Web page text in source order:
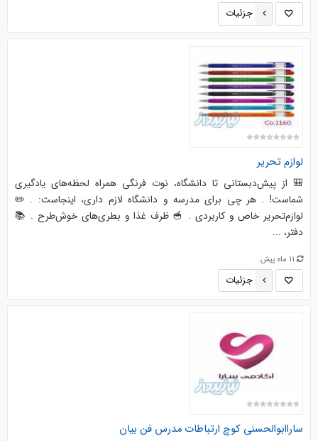
جزئیات
لوازم تحریر
🎒 از پیش‌دبستانی تا دانشگاه، نوت فرنگی همراه لحظه‌های یادگیری
شماست! . هر چی برای مدرسه و دانشگاه لازم داری، اینجاست: . ✏️
لوازم‌تحریر خاص و کاربردی . 🥣 ظرف غذا و بطری‌های خوش‌طرح . 📚
دفتر، ...
11 ماه پیش
جزئیات
ساراابوالحسنی کوچ ارتباطات مدرس فن بیان